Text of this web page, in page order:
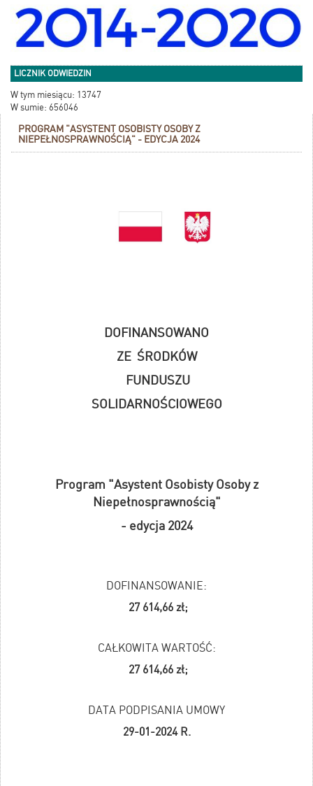
LICZNIK ODWIEDZIN
W tym miesiącu: 13747
W sumie: 656046
PROGRAM "ASYSTENT OSOBISTY OSOBY Z
NIEPEŁNOSPRAWNOŚCIĄ" - EDYCJA 2024
DOFINANSOWANO
ZE ŚRODKÓW
FUNDUSZU
SOLIDARNOŚCIOWEGO
Program "Asystent Osobisty Osoby z
Niepełnosprawnością"
- edycja 2024
DOFINANSOWANIE:
27 614,66 zł;
CAŁKOWITA WARTOŚĆ:
27 614,66 zł;
DATA PODPISANIA UMOWY
29-01-2024 R.